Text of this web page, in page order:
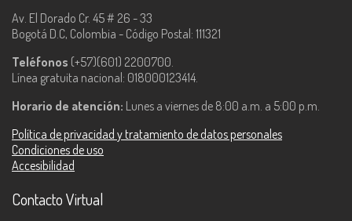
Av. El Dorado Cr. 45 # 26 - 33
Bogotá D.C, Colombia - Código Postal: 111321
Teléfonos (+57)(601) 2200700.
Línea gratuita nacional: 018000123414.
Horario de atención: Lunes a viernes de 8:00 a.m. a 5:00 p.m.
Política de privacidad y tratamiento de datos personales
Condiciones de uso
Accesibilidad
Contacto Virtual